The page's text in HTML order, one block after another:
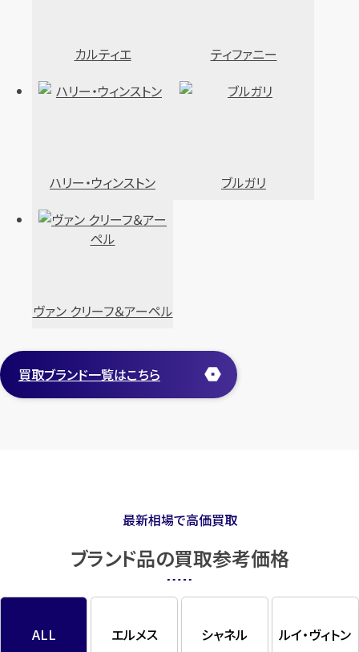
カルティエ ティファニー
ハリー・ウィンストン ブルガリ
ヴァン クリーフ＆アーペル
買取ブランド一覧はこちら
最新相場で高価買取
ブランド品の買取参考価格
ALL エルメス シャネル ルイ・ヴィトン